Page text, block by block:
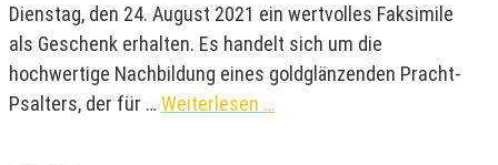
Dienstag, den 24. August 2021 ein wertvolles Faksimile
als Geschenk erhalten. Es handelt sich um die
hochwertige Nachbildung eines goldglänzenden Pracht-
Psalters, der für … Weiterlesen …